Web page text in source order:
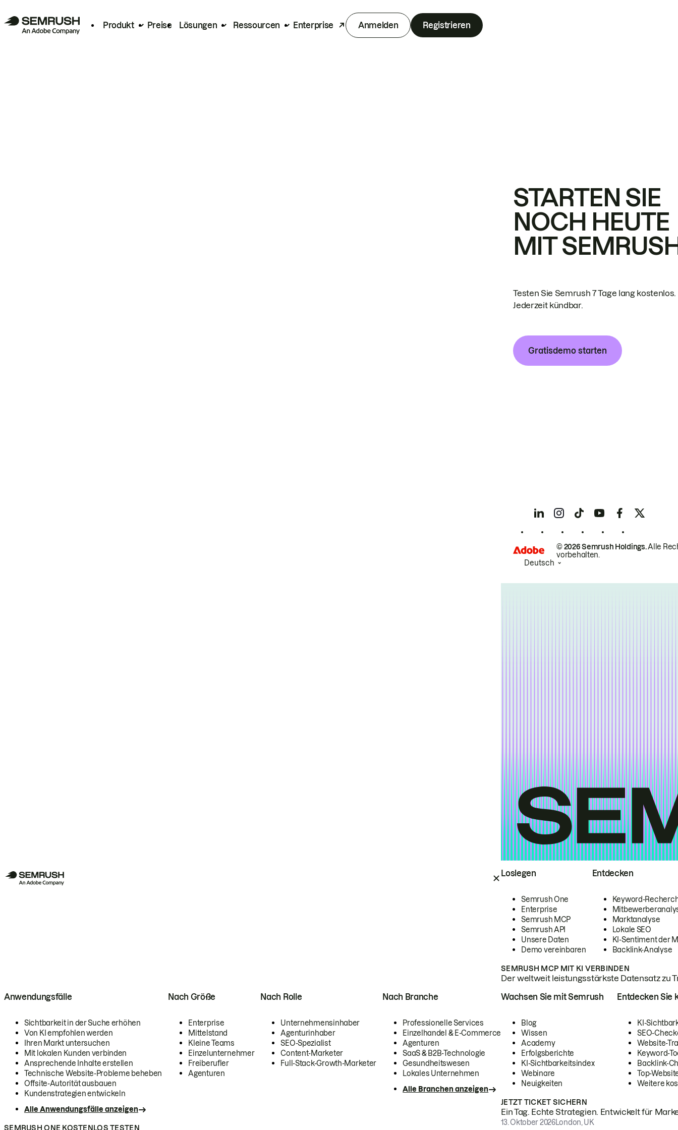
Produkt Preise Lösungen Ressourcen Enterprise Anmelden Registrieren
Loslegen
Semrush One
Enterprise
Semrush MCP
Semrush API
Unsere Daten
Demo vereinbaren
Entdecken
Keyword-
Marktanalyse
Lokale SEO
KI-Sentiment der
Backlink-Analyse
SEMRUSH MCP MIT KI VERBINDEN
Der weltweit leistungsstärkste Datensatz zu
Anwendungsfälle
Sichtbarkeit in der Suche erhöhen
Von KI empfohlen werden
Ihren Markt untersuchen
Mit lokalen Kunden verbinden
Ansprechende Inhalte erstellen
Technische Website-Probleme beheben
Offsite-Autorität ausbauen
Kundenstrategien entwickeln
Alle Anwendungsfälle anzeigen
Nach Größe
Enterprise
Mittelstand
Kleine Teams
Einzelunternehmer
Freiberufler
Agenturen
Nach Rolle
Unternehmensinhaber
Agenturinhaber
SEO-Spezialist
Content-Marketer
Full-Stack-Growth-Marketer
Nach Branche
Professionelle Services
Einzelhandel & E-Commerce
Agenturen
SaaS & B2B-Technologie
Gesundheitswesen
Lokales Unternehmen
Alle Branchen anzeigen
SEMRUSH ONE KOSTENLOS TESTEN
Wachsen Sie mit Semrush
Blog
Wissen
Academy
Erfolgsberichte
KI-Sichtbarkeitsindex
Webinare
Neuigkeiten
Entdecken Sie
KI-
SEO-
Website-
Keyword-
Backlink-
Top-
Weitere
JETZT TICKET SICHERN
Ein Tag. Echte Strategien. Entwickelt für
13. Oktober 2026London, UK
STARTEN SIE
NOCH HEUTE
MIT
Testen Sie Semrush 7 Tage lang kostenlos.
Jederzeit kündbar.
Gratisdemo starten
© 2026 Semrush Holdings.Alle
vorbehalten.
Deutsch